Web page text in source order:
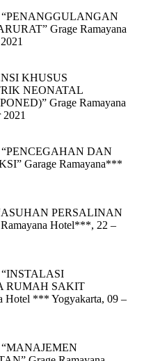
Grage Ramayana
KHUSUS
NEONATAL
Grage Ramayana
DAN
Garage Ramayana***
PERSALINAN
Hotel***, 22 –
RUMAH SAKIT
Hotel *** Yogyakarta, 09 –